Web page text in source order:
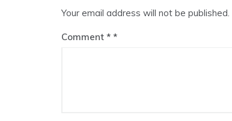
Your email address will not be published.
Comment *